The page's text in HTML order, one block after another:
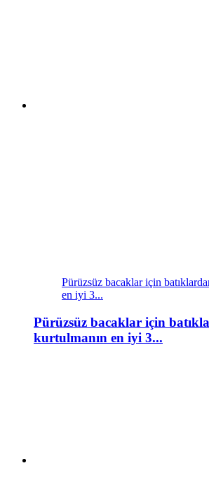
Pürüzsüz bacaklar için
en iyi 3...
Pürüzsüz bacaklar için
kurtulmanın en iyi 3...